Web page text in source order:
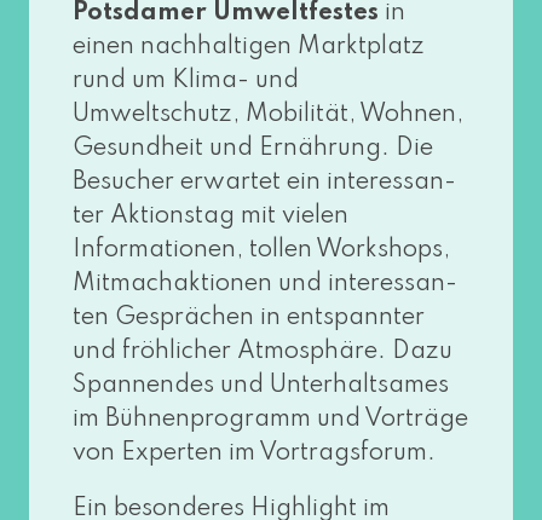
Potsdamer Umweltfestes in
einen nach­hal­ti­gen Marktplatz
rund um Klima- und
Umweltschutz, Mobilität, Wohnen,
Gesundheit und Ernährung. Die
Besucher erwar­tet ein inter­es­san­
ter Aktionstag mit vie­len
Informationen, tol­len Workshops,
Mitmachaktionen und inter­es­san­
ten Gesprächen in ent­spann­ter
und fröh­li­cher Atmosphäre. Dazu
Spannendes und Unterhaltsames
im Bühnenprogramm und Vorträge
von Experten im Vortragsforum.
Ein beson­de­res Highlight im